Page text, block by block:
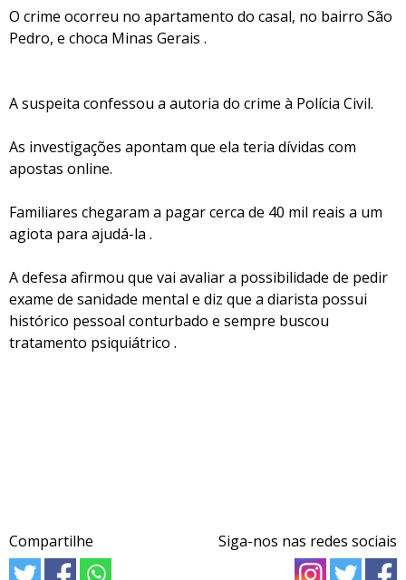
O crime ocorreu no apartamento do casal, no bairro São
Pedro, e choca Minas Gerais .
A suspeita confessou a autoria do crime à Polícia Civil.
As investigações apontam que ela teria dívidas com
apostas online.
Familiares chegaram a pagar cerca de 40 mil reais a um
agiota para ajudá-la .
A defesa afirmou que vai avaliar a possibilidade de pedir
exame de sanidade mental e diz que a diarista possui
histórico pessoal conturbado e sempre buscou
tratamento psiquiátrico .
Compartilhe Siga-nos nas redes sociais